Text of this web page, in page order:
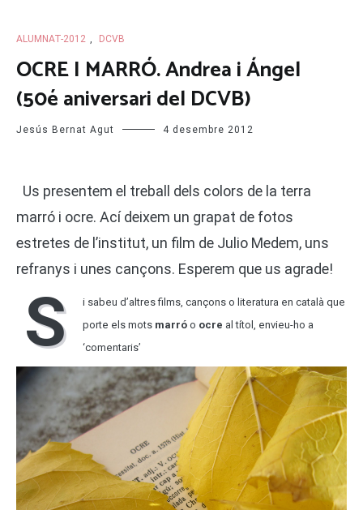
ALUMNAT-2012 , DCVB
OCRE I MARRÓ. Andrea i Ángel
(50é aniversari del DCVB)
Jesús Bernat Agut 4 desembre 2012
Us presentem el treball dels colors de la terra
marró i ocre. Ací deixem un grapat de fotos
estretes de l’institut, un film de Julio Medem, uns
refranys i unes cançons. Esperem que us agrade!
S
i sabeu d’altres films, cançons o literatura en català que
porte els mots marró o ocre al títol, envieu-ho a
‘comentaris’